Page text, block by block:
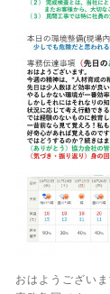
おはようございま